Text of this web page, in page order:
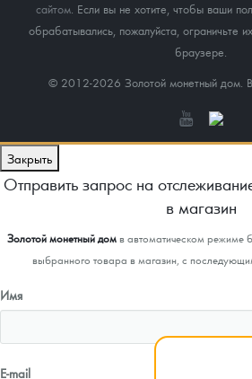
сайтом. Если вы не хотите, чтобы ваши
обрабатывались, пожалуйста, ограничьте
браузере.
© 2012-2026 Золотой монетный дом.
Закрыть
Отправить запрос на
в магазин
Золотой монетный домв автоматическом режиме
выбранного товара в магазин, с
Имя
E-mail